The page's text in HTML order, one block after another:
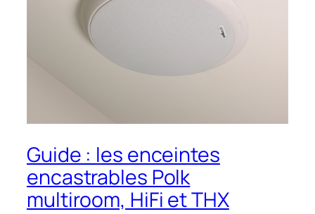
Guide : les enceintes
encastrables Polk
multiroom, HiFi et THX